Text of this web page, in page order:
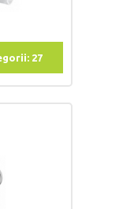
27